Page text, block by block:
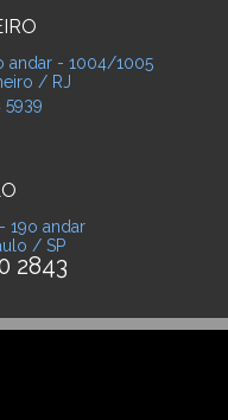
andar - 1004/1005
/ RJ
5939
19o andar
/ SP
2843